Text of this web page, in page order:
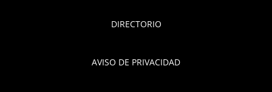
DIRECTORIO
AVISO DE PRIVACIDAD